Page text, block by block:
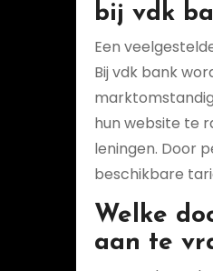
bij vdk
Een
Bij vdk bank
hun website te
leningen. Door
beschikbare
Welke
aan te